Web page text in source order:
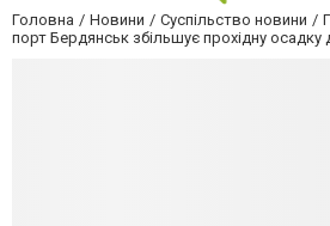
Головна Новини Суспільство новини
порт Бердянськ збільшує прохідну осадку